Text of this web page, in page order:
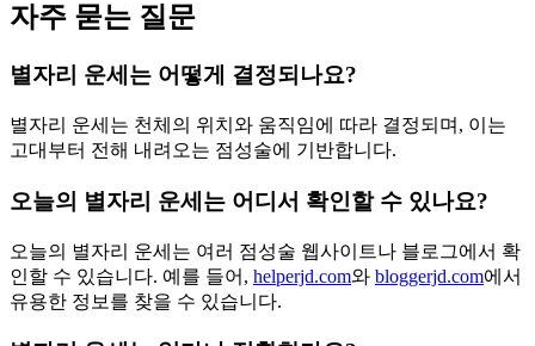
자주 묻는 질문
별자리 운세는 어떻게 결정되나요?
별자리 운세는 천체의 위치와 움직임에 따라 결정되며, 이는
고대부터 전해 내려오는 점성술에 기반합니다.
오늘의 별자리 운세는 어디서 확인할 수 있나요?
오늘의 별자리 운세는 여러 점성술 웹사이트나 블로그에서 확
인할 수 있습니다. 예를 들어, helperjd.com와 bloggerjd.com에서
유용한 정보를 찾을 수 있습니다.